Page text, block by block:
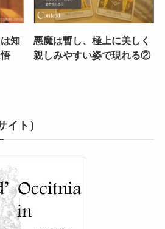
知
悪魔は暫し、極上に美しく
親しみやすい姿で現れる②
イト）